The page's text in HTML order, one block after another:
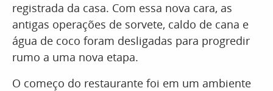
registrada da casa. Com essa nova cara, as
antigas operações de sorvete, caldo de cana e
água de coco foram desligadas para progredir
rumo a uma nova etapa.
O começo do restaurante foi em um ambiente